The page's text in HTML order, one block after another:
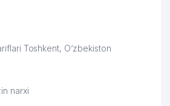
Toshkent, O‘zbekiston
narxi